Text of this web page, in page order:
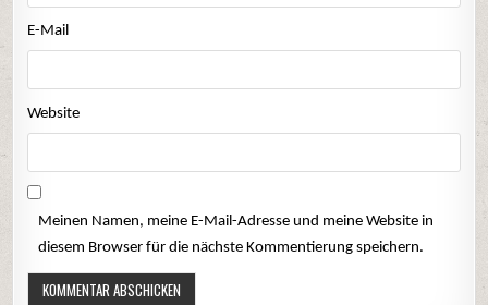
E-Mail
Website
Meinen Namen, meine E-Mail-Adresse und meine Website in
diesem Browser für die nächste Kommentierung speichern.